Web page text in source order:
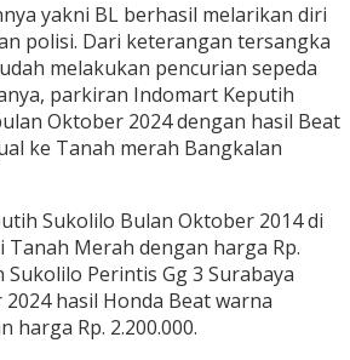
yakni BL berhasil melarikan diri
polisi. Dari keterangan tersangka
melakukan pencurian sepeda
parkiran Indomart Keputih
Oktober 2024 dengan hasil Beat
ke Tanah merah Bangkalan
Sukolilo Bulan Oktober 2014 di
Tanah Merah dengan harga Rp.
Sukolilo Perintis Gg 3 Surabaya
hasil Honda Beat warna
harga Rp. 2.200.000.